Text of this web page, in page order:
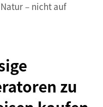
– nicht auf
zu